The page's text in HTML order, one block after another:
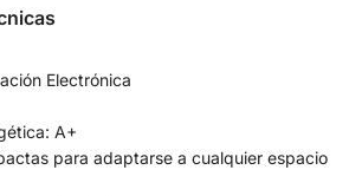
Electrónica
A+
para adaptarse a cualquier espacio